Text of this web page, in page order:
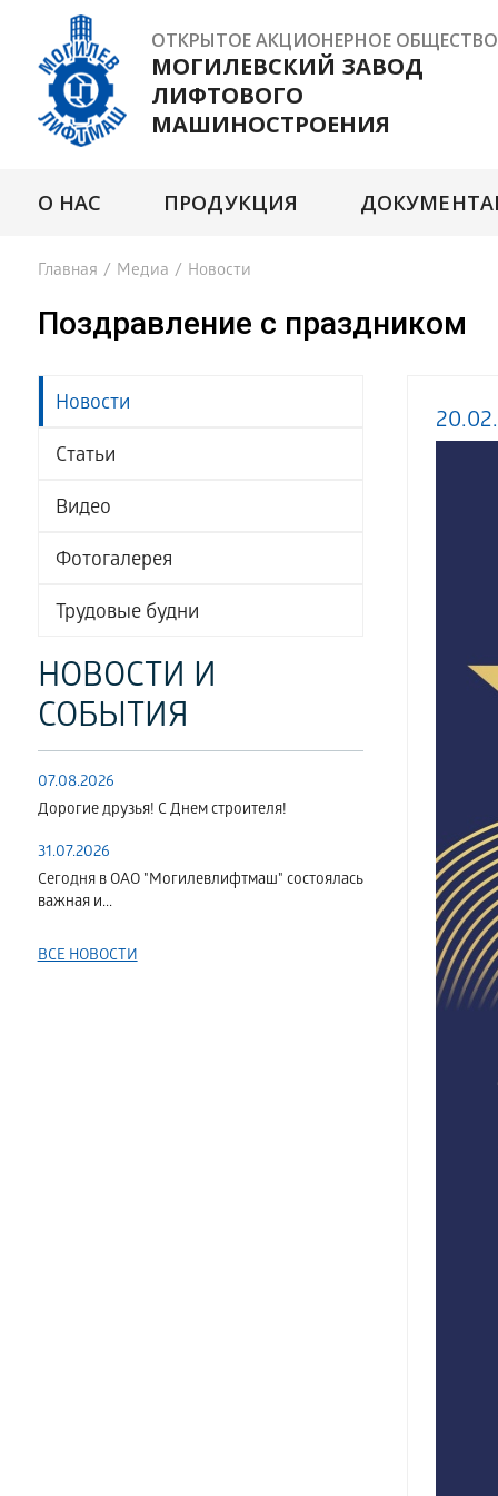
ОТКРЫТОЕ АКЦИОНЕРНОЕ ОБЩЕСТВО
МОГИЛЕВСКИЙ ЗАВОД
ЛИФТОВОГО
МАШИНОСТРОЕНИЯ
О НАС ПРОДУКЦИЯ
Главная / Медиа / Новости
Поздравление с праздником
Новости
Статьи
Видео
Фотогалерея
Трудовые будни
НОВОСТИ И
СОБЫТИЯ
07.08.2026
Дорогие друзья! С Днем строителя!
31.07.2026
Сегодня в ОАО "Могилевлифтмаш" состоялась
важная и...
ВСЕ НОВОСТИ